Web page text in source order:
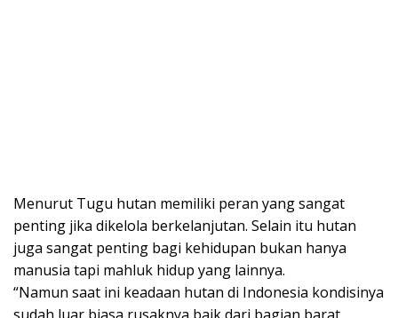
Menurut Tugu hutan memiliki peran yang sangat
penting jika dikelola berkelanjutan. Selain itu hutan
juga sangat penting bagi kehidupan bukan hanya
manusia tapi mahluk hidup yang lainnya.
“Namun saat ini keadaan hutan di Indonesia kondisinya